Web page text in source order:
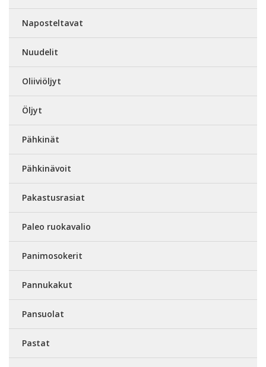
Naposteltavat
Nuudelit
Oliiviöljyt
Öljyt
Pähkinät
Pähkinävoit
Pakastusrasiat
Paleo ruokavalio
Panimosokerit
Pannukakut
Pansuolat
Pastat